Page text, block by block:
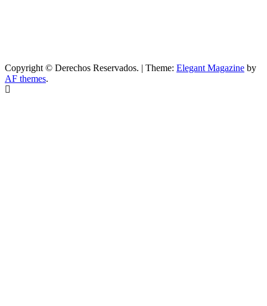
Copyright © Derechos Reservados. | Theme: Elegant Magazine by
AF themes.